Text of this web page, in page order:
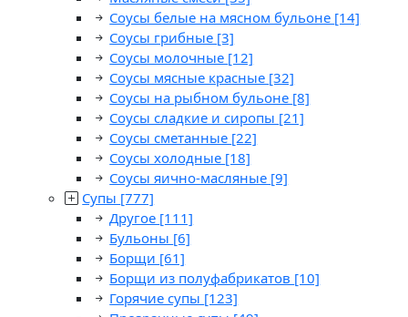
Соусы белые на мясном бульоне [14]
Соусы грибные [3]
Соусы молочные [12]
Соусы мясные красные [32]
Соусы на рыбном бульоне [8]
Соусы сладкие и сиропы [21]
Соусы сметанные [22]
Соусы холодные [18]
Соусы яично-масляные [9]
Супы [777]
Другое [111]
Бульоны [6]
Борщи [61]
Борщи из полуфабрикатов [10]
Горячие супы [123]